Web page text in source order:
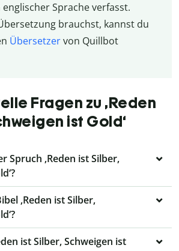
englischer Sprache verfasst.
brauchst, kannst du
Übersetzervon Quillbot
Fragen zu ‚Reden
ist Gold‘
Spruch ‚Reden ist Silber,
‚Reden ist Silber,
ist Silber, Schweigen ist